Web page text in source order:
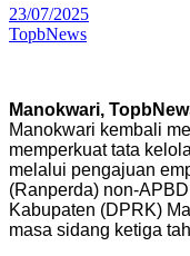
23/07/2025
TopbNews
Manokwari,
Manokwari kembali
memperkuat tata
melalui pengajuan
(Ranperda) non-
Kabupaten (DPRK)
masa sidang ketiga